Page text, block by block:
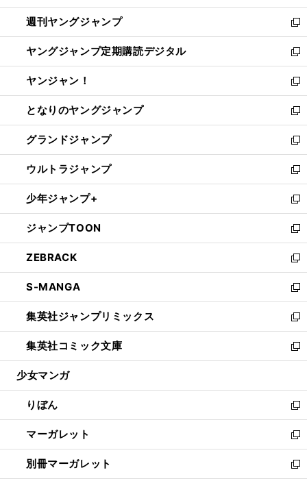
開
く
ウ
で
開
く
ン
ド
ウ
で
開
く
ウ
ィ
ン
ド
ウ
で
開
く
週刊ヤングジャンプ
新
し
い
ウ
ィ
ン
ド
ウ
で
開
く
ヤングジャンプ定期購読デジタル
新
し
い
ウ
ィ
ン
ド
ウ
で
開
く
ヤンジャン！
新
し
い
ウ
ィ
ン
ド
ウ
で
開
く
となりのヤングジャンプ
新
し
い
ウ
ィ
ン
ド
ウ
で
開
く
グランドジャンプ
新
し
い
ウ
ィ
ン
ド
ウ
で
開
く
ウルトラジャンプ
新
し
い
ウ
ィ
ン
ド
ウ
で
開
く
少年ジャンプ+
新
し
い
ウ
ィ
ン
ド
ウ
で
開
く
ジャンプTOON
新
し
い
ウ
ィ
ン
ド
ウ
で
開
ZEBRACK
新
し
い
ウ
ィ
ン
ド
ウ
開
く
S-MANGA
新
し
い
ウ
ィ
ン
ウ
で
開
く
集英社ジャンプリミックス
新
し
い
ウ
ン
ド
ウ
で
開
く
集英社コミック文庫
新
し
ウ
ィ
ン
ド
ウ
で
開
少女マンガ
りぼん
新
し
い
ウ
ィ
マーガレット
新
し
い
別冊マーガレット
新